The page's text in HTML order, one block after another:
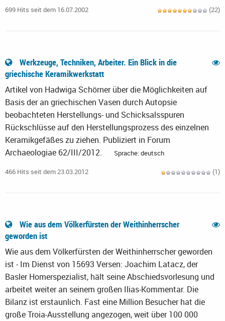
699 Hits seit dem 16.07.2002 (22)
Werkzeuge, Techniken, Arbeiter. Ein Blick in die
griechische Keramikwerkstatt
Artikel von Hadwiga Schörner über die Möglichkeiten auf
Basis der an griechischen Vasen durch Autopsie
beobachteten Herstellungs- und Schicksalsspuren
Rückschlüsse auf den Herstellungsprozess des einzelnen
Keramikgefäßes zu ziehen. Publiziert in Forum
Archaeologiae 62/III/2012.
Sprache: deutsch
466 Hits seit dem 23.03.2012 (1)
Wie aus dem Völkerfürsten der Weithinherrscher
geworden ist
Wie aus dem Völkerfürsten der Weithinherrscher geworden
ist - Im Dienst von 15693 Versen: Joachim Latacz, der
Basler Homerspezialist, hält seine Abschiedsvorlesung und
arbeitet weiter an seinem großen Ilias-Kommentar. Die
Bilanz ist erstaunlich. Fast eine Million Besucher hat die
große Troia-Ausstellung angezogen, weit über 100 000